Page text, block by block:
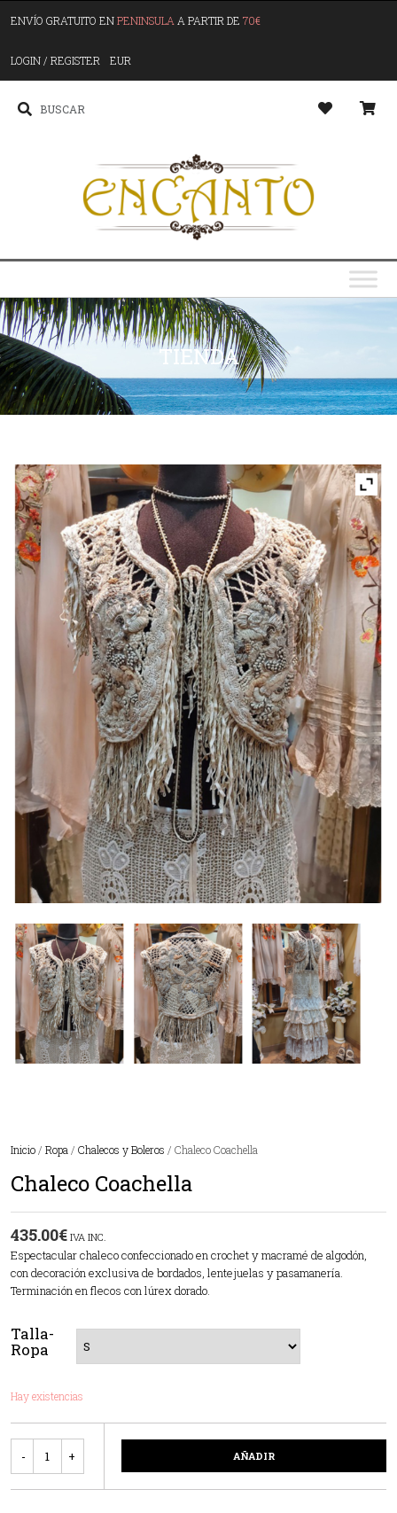
ENVÍO GRATUITO ENPENINSULA A PARTIR DE 70€
LOGIN / REGISTER EUR
TIENDA
Inicio / Ropa / Chalecos y Boleros / Chaleco Coachella
Chaleco Coachella
435.00€ IVA INC.
Espectacular chaleco confeccionado en crochet y macramé de algodón,
con decoración exclusiva de bordados, lentejuelas y pasamanería.
Terminación en flecos con lúrex dorado.
Talla-
Ropa
Hay existencias
AÑADIR